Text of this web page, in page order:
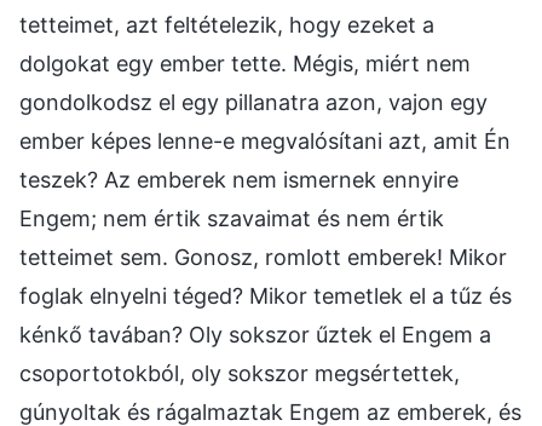
tetteimet, azt feltételezik, hogy ezeket a
dolgokat egy ember tette. Mégis, miért nem
gondolkodsz el egy pillanatra azon, vajon egy
ember képes lenne-e megvalósítani azt, amit Én
teszek? Az emberek nem ismernek ennyire
Engem; nem értik szavaimat és nem értik
tetteimet sem. Gonosz, romlott emberek! Mikor
foglak elnyelni téged? Mikor temetlek el a tűz és
kénkő tavában? Oly sokszor űztek el Engem a
csoportotokból, oly sokszor megsértettek,
gúnyoltak és rágalmaztak Engem az emberek, és